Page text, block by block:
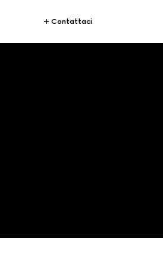
Contattaci